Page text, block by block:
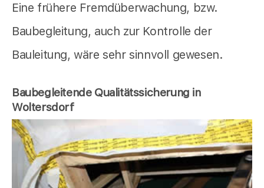
Eine frühere Fremdüberwachung, bzw.
Baubegleitung, auch zur Kontrolle der
Bauleitung, wäre sehr sinnvoll gewesen.
Baubegleitende Qualitätssicherung in
Woltersdorf